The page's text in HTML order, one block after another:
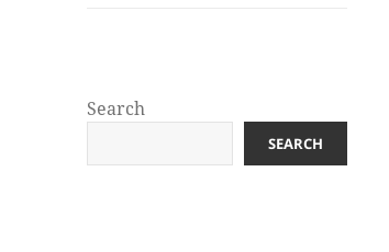
Search
SEARCH